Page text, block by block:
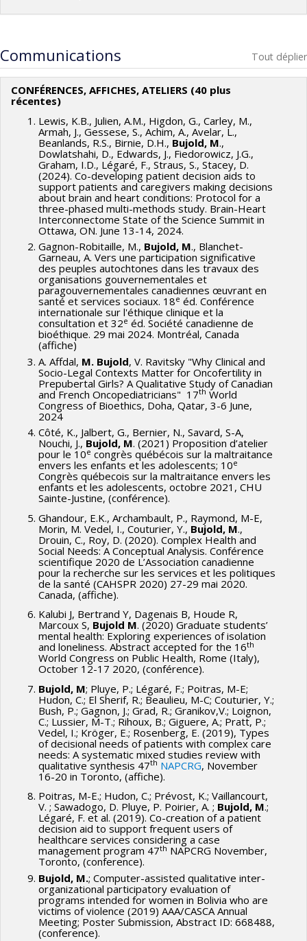
Communications Tout déplier
CONFÉRENCES, AFFICHES, ATELIERS (40 plus
récentes)
Lewis, K.B., Julien, A.M., Higdon, G., Carley, M.,
Armah, J., Gessese, S., Achim, A., Avelar, L.,
Beanlands, R.S., Birnie, D.H., Bujold, M.,
Dowlatshahi, D., Edwards, J., Fiedorowicz, J.G.,
Graham, I.D., Légaré, F., Straus, S., Stacey, D.
(2024). Co-developing patient decision aids to
support patients and caregivers making decisions
about brain and heart conditions: Protocol for a
three-phased multi-methods study. Brain-Heart
Interconnectome State of the Science Summit in
Ottawa, ON. June 13-14, 2024.
Gagnon-Robitaille, M., Bujold, M., Blanchet-
Garneau, A. Vers une participation significative
des peuples autochtones dans les travaux des
organisations gouvernementales et
paragouvernementales canadiennes œuvrant en
santé et services sociaux. 18e éd. Conférence
internationale sur l'éthique clinique et la
consultation et 32e éd. Société canadienne de
bioéthique. 29 mai 2024. Montréal, Canada
(affiche)
A. Affdal, M. Bujold, V. Ravitsky "Why Clinical and
Socio-Legal Contexts Matter for Oncofertility in
Prepubertal Girls? A Qualitative Study of Canadian
and French Oncopediatricians" 17th World
Congress of Bioethics, Doha, Qatar, 3-6 June,
2024
Côté, K., Jalbert, G., Bernier, N., Savard, S-A,
Nouchi, J., Bujold, M. (2021) Proposition d’atelier
pour le 10e congrès québécois sur la maltraitance
envers les enfants et les adolescents; 10e
Congrès québecois sur la maltraitance envers les
enfants et les adolescents, octobre 2021, CHU
Sainte-Justine, (conférence).
Ghandour, E.K., Archambault, P., Raymond, M-E,
Morin, M. Vedel, I., Couturier, Y., Bujold, M.,
Drouin, C., Roy, D. (2020). Complex Health and
Social Needs: A Conceptual Analysis. Conférence
scientifique 2020 de L’Association canadienne
pour la recherche sur les services et les politiques
de la santé (CAHSPR 2020) 27-29 mai 2020.
Canada, (affiche).
Kalubi J, Bertrand Y, Dagenais B, Houde R,
Marcoux S, Bujold M. (2020) Graduate students’
mental health: Exploring experiences of isolation
and loneliness. Abstract accepted for the 16th
World Congress on Public Health, Rome (Italy),
October 12-17 2020, (conférence).
Bujold, M; Pluye, P.; Légaré, F.; Poitras, M-E;
Hudon, C.; El Sherif, R.; Beaulieu, M-C; Couturier, Y.;
Bush, P.; Gagnon, J.; Grad, R.; Granikov,V.; Loignon,
C.; Lussier, M-T.; Rihoux, B.; Giguere, A.; Pratt, P.;
Vedel, I.; Kröger, E.; Rosenberg, E. (2019), Types
of decisional needs of patients with complex care
needs: A systematic mixed studies review with
qualitative synthesis 47th NAPCRG, November
16-20 in Toronto, (affiche).
Poitras, M-E.; Hudon, C.; Prévost, K.; Vaillancourt,
V. ; Sawadogo, D. Pluye, P. Poirier, A. ; Bujold, M.;
Légaré, F. et al. (2019). Co-creation of a patient
decision aid to support frequent users of
healthcare services considering a case
management program 47th NAPCRG November,
Toronto, (conference).
Bujold, M.; Computer-assisted qualitative inter-
organizational participatory evaluation of
programs intended for women in Bolivia who are
victims of violence (2019) AAA/CASCA Annual
Meeting; Poster Submission, Abstract ID: 668488,
(conference).